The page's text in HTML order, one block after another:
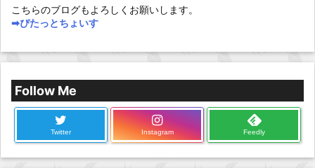
こちらのブログもよろしくお願いします。
➡︎ぴたっとちょいす
Follow Me
Twitter Instagram Feedly